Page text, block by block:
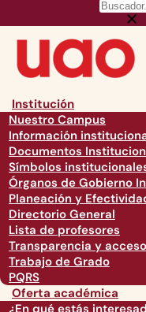
Institución
Nuestro Campus
Información
Documentos
Símbolos
Órganos de Gobierno
Planeación y
Directorio General
Lista de profesores
Transparencia y
Trabajo de Grado
PQRS
Oferta académica
¿En qué estás